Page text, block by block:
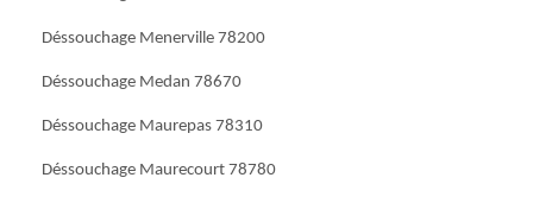
Déssouchage Menerville 78200
Déssouchage Medan 78670
Déssouchage Maurepas 78310
Déssouchage Maurecourt 78780